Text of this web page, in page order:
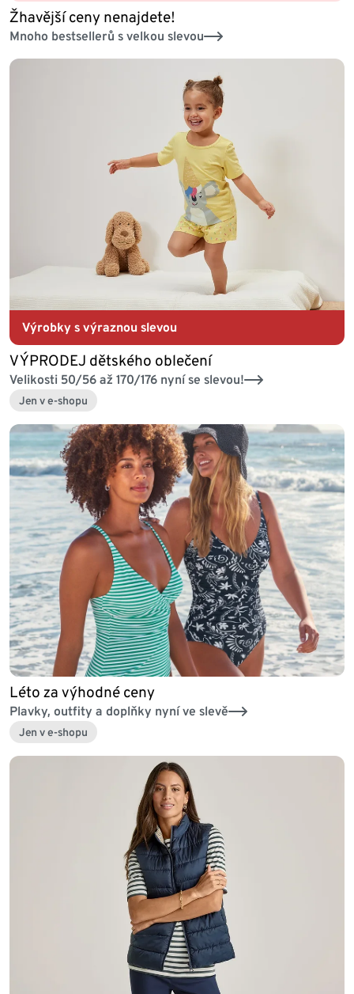
Žhavější ceny nenajdete!
Mnoho bestsellerů s velkou slevou
Výrobky s výraznou slevou
VÝPRODEJ dětského oblečení
Velikosti 50/56 až 170/176 nyní se slevou!
Jen v e-shopu
Léto za výhodné ceny
Plavky, outfity a doplňky nyní ve slevě
Jen v e-shopu